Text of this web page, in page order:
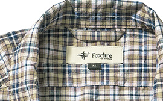
ルームウェア／パジャマ
アンダーウェア
その他
バッグ
トートバッグ
パンツ／スラックス
ワイド･ガウチョパンツ
レギンス／スパッツ
ショート･クロップドパンツ
その他
テーブルウェア
調理器具
キッチン雑貨
その他
家電
フレグランス
その他